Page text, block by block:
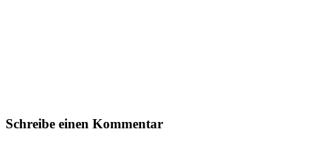
Schreibe einen Kommentar